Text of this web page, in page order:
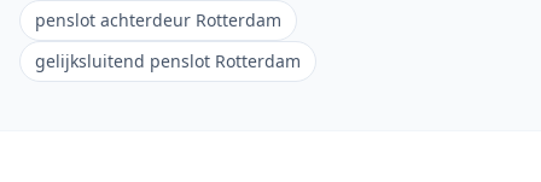
penslot achterdeur Rotterdam
gelijksluitend penslot Rotterdam